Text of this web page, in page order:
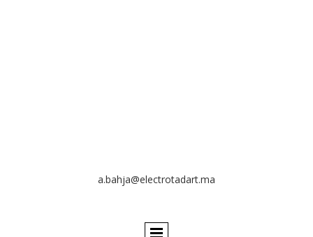
a.bahja@electrotadart.ma